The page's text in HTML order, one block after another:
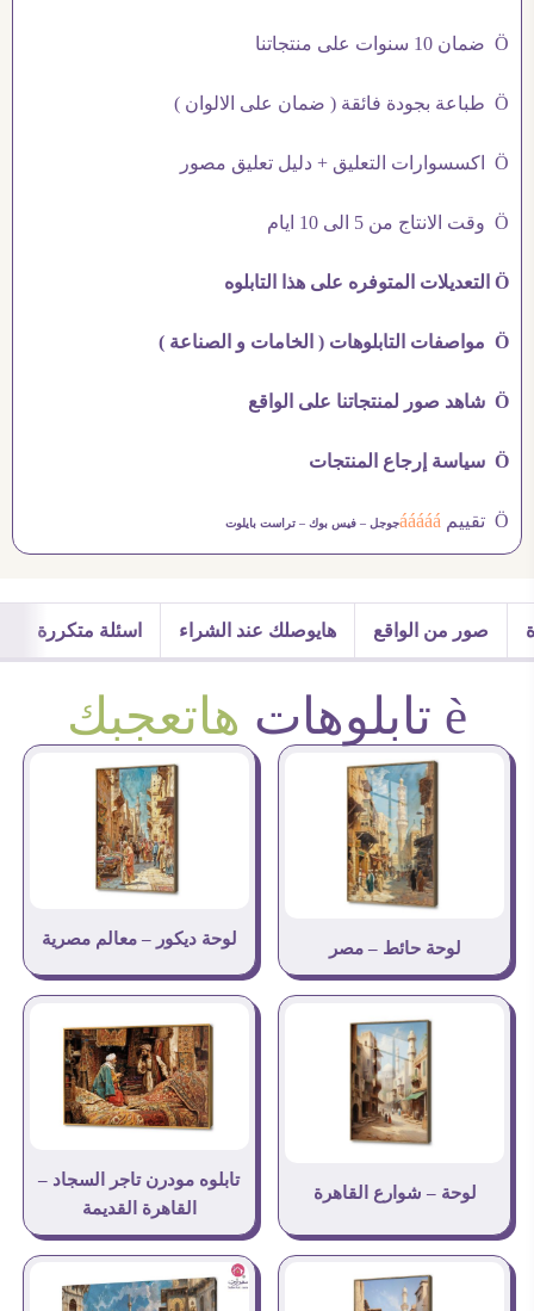
Ö ضمان 10 سنوات على منتجاتنا
Ö طباعة بجودة فائقة ( ضمان على الالوان )
Ö اكسسوارات التعليق + دليل تعليق مصور
Ö وقت الانتاج من 5 الى 10 ايام
Ö التعديلات المتوفره على هذا التابلوه
Ö مواصفات التابلوهات ( الخامات و الصناعة )
Ö شاهد صور لمنتجاتنا على الواقع
Ö سياسة إرجاع المنتجات
Ö تقييم áááááجوجل – فيس بوك – تراست بايلوت
صور من الواقع هايوصلك عند الشراء اسئلة متكررة
è تابلوهات هاتعجبك
لوحة حائط – مصر لوحة ديكور – معالم مصرية
لوحة – شوارع القاهرة
تابلوه مودرن تاجر السجاد –
القاهرة القديمة